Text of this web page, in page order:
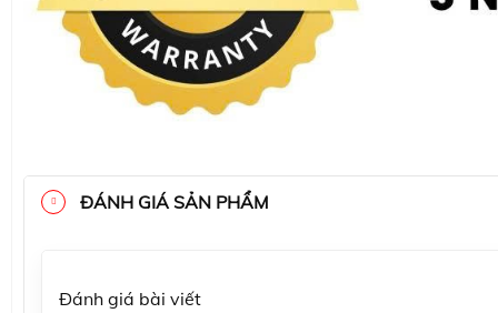
ĐÁNH GIÁ SẢN PHẨM
Đánh giá bài viết